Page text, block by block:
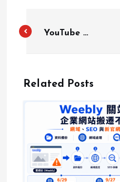
YouTube 播
遭鎖
能用
Related Posts